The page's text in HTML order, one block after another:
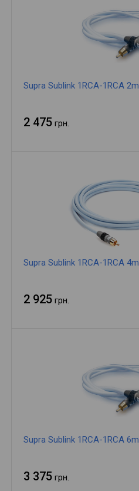
Supra Sublink 1RCA-1RCA 2m
2 475 грн.
Supra Sublink 1RCA-1RCA 4m
2 925 грн.
Supra Sublink 1RCA-1RCA 6m
3 375 грн.